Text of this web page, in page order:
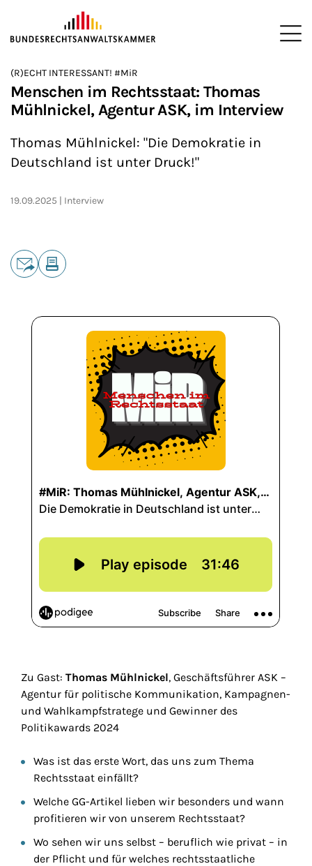
ZUM HAUPTINHALT SPRINGEN
Sie befinden sich hier:
>
Startseite
>
Newsroom
>
Podcasts
(R)ECHT INTERESSANT! #MiR
Menschen im Rechtsstaat: Thomas
Mühlnickel, Agentur ASK, im Interview
Thomas Mühlnickel: "Die Demokratie in
Deutschland ist unter Druck!"
19.09.2025 Interview
Teilen
Zu Gast: Thomas Mühlnickel, Geschäftsführer ASK –
Agentur für politische Kommunikation, Kampagnen-
und Wahlkampfstratege und Gewinner des
Politikawards 2024
Was ist das erste Wort, das uns zum Thema
Rechtsstaat einfällt?
Welche GG-Artikel lieben wir besonders und wann
profitieren wir von unserem Rechtsstaat?
Wo sehen wir uns selbst – beruflich wie privat – in
der Pflicht und für welches rechtsstaatliche